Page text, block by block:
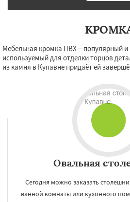
Мебельная кромка ПВХ – популярный и
используемый для отделки торцов
из камня в Купавне придаёт ей
Овальная
Сегодня можно заказать
ванной комнаты или кухонного